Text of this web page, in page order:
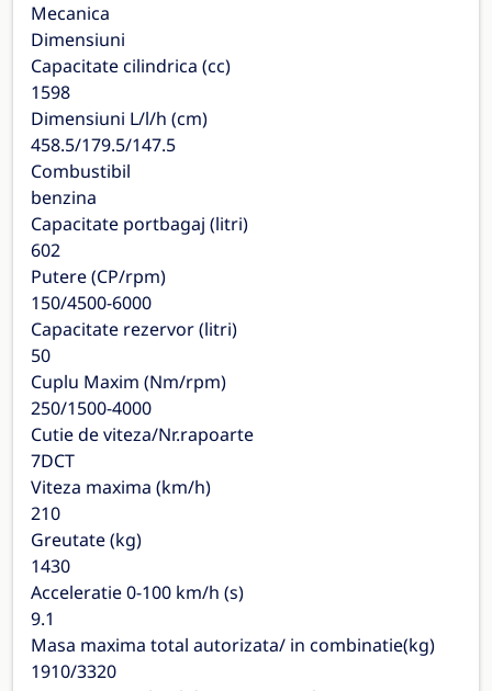
Mecanica
Dimensiuni
Capacitate cilindrica (cc)
1598
Dimensiuni L/l/h (cm)
458.5/179.5/147.5
Combustibil
benzina
Capacitate portbagaj (litri)
602
Putere (CP/rpm)
150/4500-6000
Capacitate rezervor (litri)
50
Cuplu Maxim (Nm/rpm)
250/1500-4000
Cutie de viteza/Nr.rapoarte
7DCT
Viteza maxima (km/h)
210
Greutate (kg)
1430
Acceleratie 0-100 km/h (s)
9.1
Masa maxima total autorizata/ in combinatie(kg)
1910/3320